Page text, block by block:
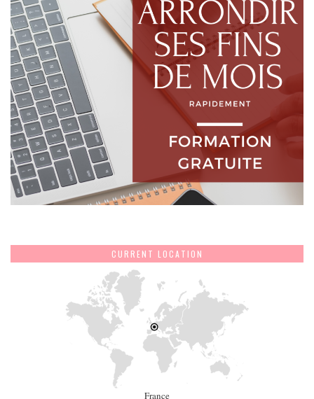
CURRENT LOCATION
France